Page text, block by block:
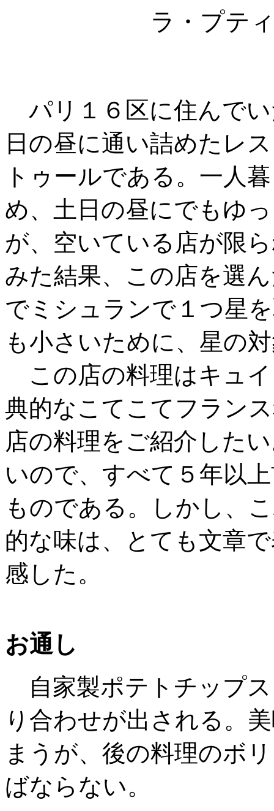
ラ・プテ
パリ１６区に住んで
日の昼に通い詰めたレ
トゥールである。一人
め、土日の昼にでもゆ
が、空いている店が限
みた結果、この店を選
でミシュランで１つ星
も小さいために、星の
この店の料理はキュ
典的なこてこてフラン
店の料理をご紹介した
いので、すべて５年以
ものである。しかし、
的な味は、とても文章
感した。
お通し
自家製ポテトチップ
り合わせが出される。
まうが、後の料理のボ
ばならない。